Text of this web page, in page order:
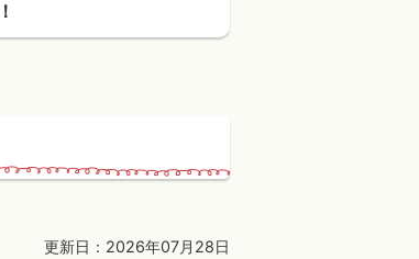
更新日：2026年07月28日